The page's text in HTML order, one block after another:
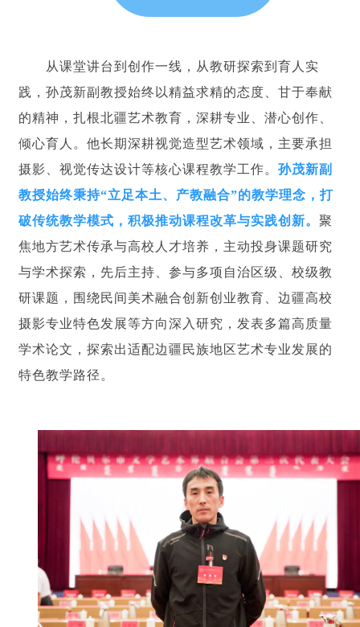
从课堂讲台到创作一线，从教研探索到育人实
践，孙茂新副教授始终以精益求精的态度、甘于奉献
的精神，扎根北疆艺术教育，深耕专业、潜心创作、
倾心育人。他长期深耕视觉造型艺术领域，主要承担
摄影、视觉传达设计等核心课程教学工作。 孙茂新副
教授始终秉持“立足本土、产教融合”的教学理念，打
破传统教学模式，积极推动课程改革与实践创新。 聚
焦地方艺术传承与高校人才培养，主动投身课题研究
与学术探索，先后主持、参与多项自治区级、校级教
研课题，围绕民间美术融合创新创业教育、边疆高校
摄影专业特色发展等方向深入研究，发表多篇高质量
学术论文，探索出适配边疆民族地区艺术专业发展的
特色教学路径。